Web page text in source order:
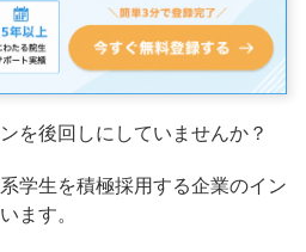
を後回しにしていませんか？
学生を積極採用する企業のイン
ます。